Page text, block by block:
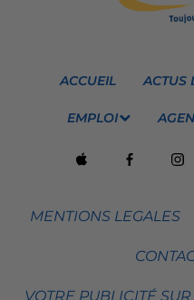
ACCUEIL ACTUS
EMPLOI
MENTIONS LEGALES
VOTRE PUBLICITÉ